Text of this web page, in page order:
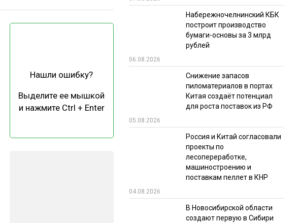
ВЫСТАВОК ИТОГИ МЕРОПРИЯТИЙ
Нашли ошибку?
Выделите ее мышкой
и нажмите Ctrl + Enter
Набережночелнинский КБК
построит производство
бумаги-основы за 3 млрд
рублей
06.08.2026
Снижение запасов
пиломатериалов в портах
Китая создаёт потенциал
для роста поставок из РФ
05.08.2026
Россия и Китай согласовали
проекты по
лесопереработке,
машиностроению и
поставкам пеллет в КНР
04.08.2026
В Новосибирской области
создают первую в Сибири